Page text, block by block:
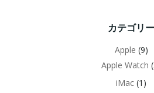
カテゴリー
Apple (9)
Apple Watch
iMac (1)